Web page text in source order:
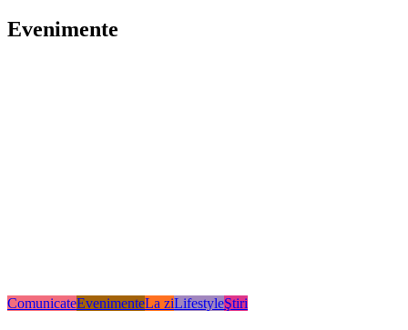
Evenimente
ComunicateEvenimenteLa ziLifestyleŞtiri